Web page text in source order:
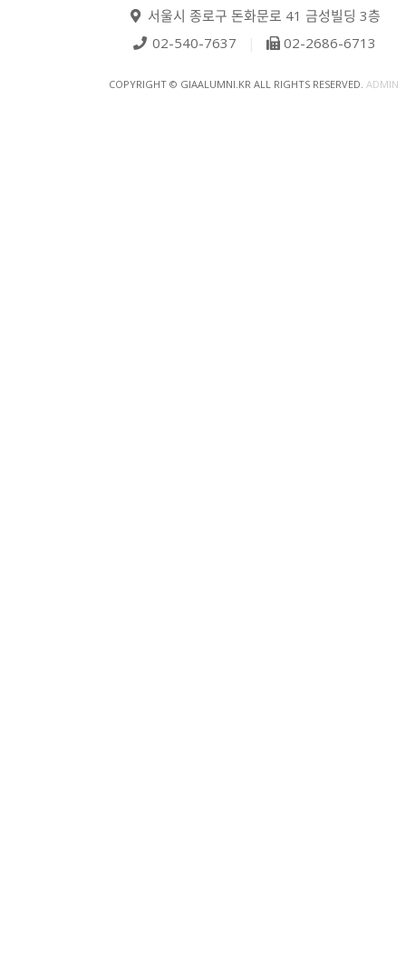
서울시 종로구 돈화문로 41 금성빌딩 3층
02-540-7637
02-2686-6713
COPYRIGHT © GIAALUMNI.KR ALL RIGHTS RESERVED. ADMIN